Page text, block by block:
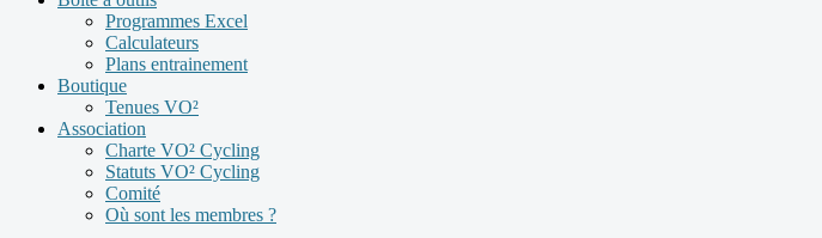
Programmes Excel
Calculateurs
Plans entrainement
Boutique
Tenues VO²
Association
Charte VO² Cycling
Statuts VO² Cycling
Comité
Où sont les membres ?